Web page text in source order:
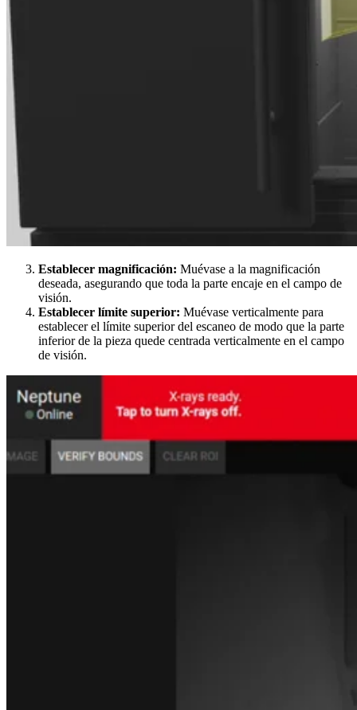
Establecer magnificación: Muévase a la magnificación
deseada, asegurando que toda la parte encaje en el campo de
visión.
Establecer límite superior: Muévase verticalmente para
establecer el límite superior del escaneo de modo que la parte
inferior de la pieza quede centrada verticalmente en el campo
de visión.